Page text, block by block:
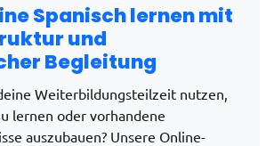
Spanisch lernen mit
und
Begleitung
Weiterbildungsteilzeit nutzen,
lernen oder vorhandene
auszubauen? Unsere Online-